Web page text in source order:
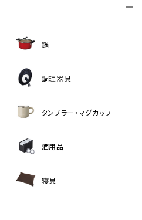
鍋
調理器具
タンブラー・マグカップ
酒用品
寝具